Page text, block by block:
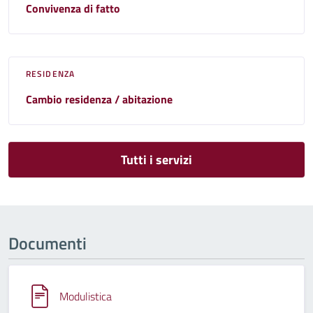
Convivenza di fatto
RESIDENZA
Cambio residenza / abitazione
Tutti i servizi
Documenti
Modulistica